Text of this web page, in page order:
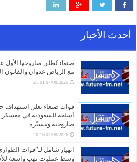
أحدث الأخبار
صنعاء تُطلق صاروخها الأول
مع الرياض عدوان والقانون
07/08/2026 21:01
قوات صنعاء تعلن
أسلحة للسعودية في
صاروخية ومسيّرة
07/08/2026 20:16
انهيار شامل لـ”قوات
وسط عمليات نهب واسعة